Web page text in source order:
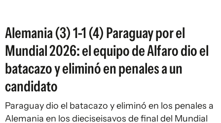
Alemania (3) 1-1 (4) Paraguay por el
Mundial 2026: el equipo de Alfaro dio el
batacazo y eliminó en penales a un
candidato
Paraguay dio el batacazo y eliminó en los penales a
Alemania en los dieciseisavos de final del Mundial